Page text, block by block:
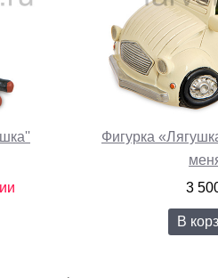
Фигурка
3
В